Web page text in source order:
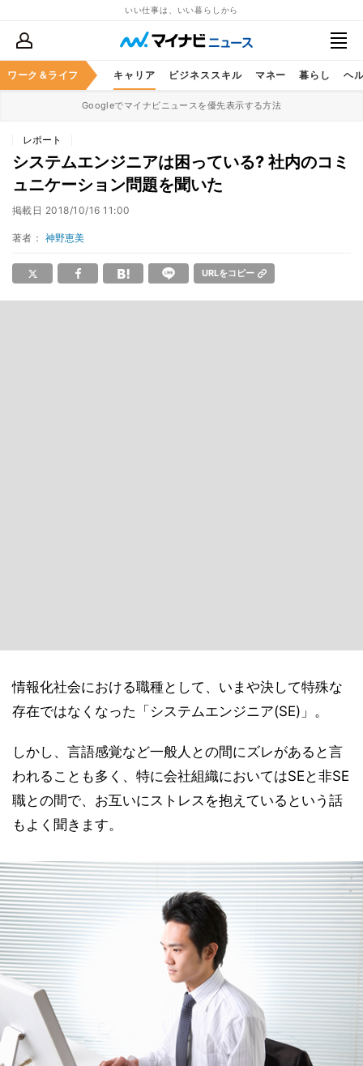
いい仕事は、いい暮らしから
ワーク＆ライフ キャリア ビジネススキル マネー 暮らし ヘ
Googleでマイナビニュースを優先表示する方法
レポート
システムエンジニアは困っている? 社内のコミ
ュニケーション問題を聞いた
掲載日 2018/10/16 11:00
著者： 神野恵美
URLをコピー
情報化社会における職種として、いまや決して特殊な
存在ではなくなった「システムエンジニア(SE)」。
しかし、言語感覚など一般人との間にズレがあると言
われることも多く、特に会社組織においてはSEと非SE
職との間で、お互いにストレスを抱えているという話
もよく聞きます。